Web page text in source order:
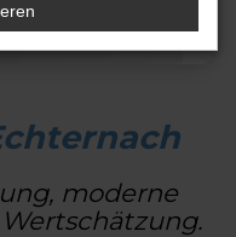
moderne